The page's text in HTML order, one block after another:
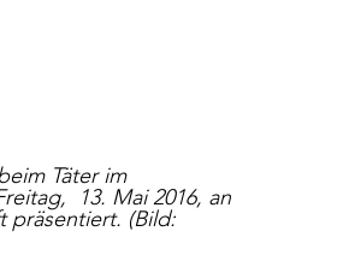
Täter im
13. Mai 2016, an
präsentiert. (Bild: